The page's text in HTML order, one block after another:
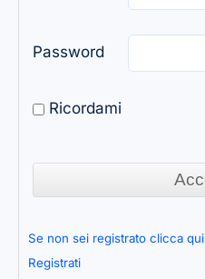
Password
Ricordami
Se non sei registrato clicca qui
Registrati